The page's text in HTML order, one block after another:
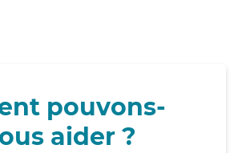
pouvons-
aider ?